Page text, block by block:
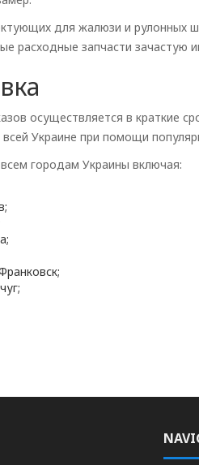
для жалюзи и рулонных
расходные запчасти зачастую
осуществляется в краткие
Украине при помощи
городам Украины включая: